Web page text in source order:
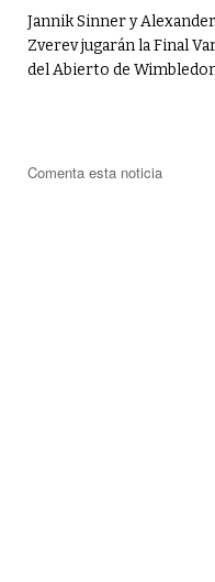
Jannik Sinner y Alexander
Zverev jugarán la Final
del Abierto de
Comenta esta noticia